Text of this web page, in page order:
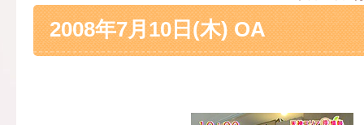
2008年7月10日(木) OA